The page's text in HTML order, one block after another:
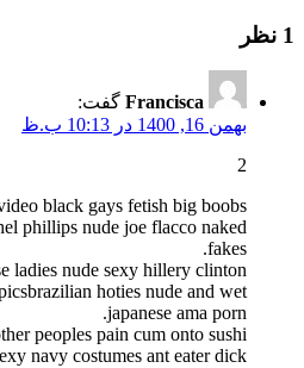
1 نظر
Francisca گفت:
بهمن 16, 1400 در 10:13 ب.ظ
2
black gays fetish big boobs
phillips nude joe flacco naked
fakes.
ladies nude sexy hillery clinton
hoties nude and wet
japanese ama porn.
peoples pain cum onto sushi
navy costumes ant eater dick.